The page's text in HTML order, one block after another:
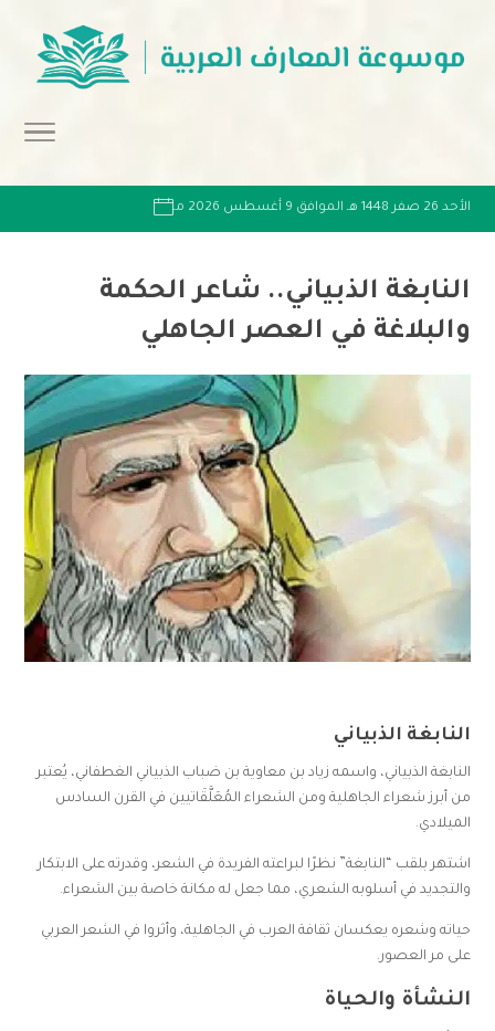
الأحد 26 صفر 1448 هـ الموافق 9 أغسطس 2026 مـ
النابغة الذبياني.. شاعر الحكمة
والبلاغة في العصر الجاهلي
النابغة الذبياني
النابغة الذبياني، واسمه زياد بن معاوية بن ضباب الذبياني الغطفاني، يُعتبر
من أبرز شعراء الجاهلية ومن الشعراء المُعَلَّقَاتيين في القرن السادس
الميلادي.
اشتهر بلقب “النابغة” نظرًا لبراعته الفريدة في الشعر، وقدرته على الابتكار
والتجديد في أسلوبه الشعري، مما جعل له مكانة خاصة بين الشعراء.
حياته وشعره يعكسان ثقافة العرب في الجاهلية، وأثروا في الشعر العربي
على مر العصور.
النشأة والحياة